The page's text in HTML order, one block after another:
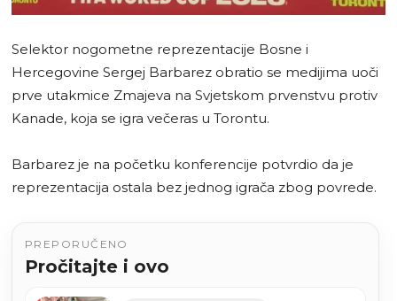
Selektor nogometne reprezentacije Bosne i
Hercegovine Sergej Barbarez obratio se medijima uoči
prve utakmice Zmajeva na Svjetskom prvenstvu protiv
Kanade, koja se igra večeras u Torontu.
Barbarez je na početku konferencije potvrdio da je
reprezentacija ostala bez jednog igrača zbog povrede.
PREPORUČENO
Pročitajte i ovo